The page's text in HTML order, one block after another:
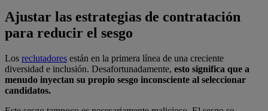
Ajustar las estrategias de contratación
para reducir el sesgo
Los reclutadores están en la primera línea de una creciente
diversidad e inclusión. Desafortunadamente, esto significa que a
menudo inyectan su propio sesgo inconsciente al seleccionar
candidatos.